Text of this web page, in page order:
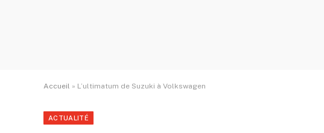
Accueil » L’ultimatum de Suzuki à Volkswagen
ACTUALITÉ